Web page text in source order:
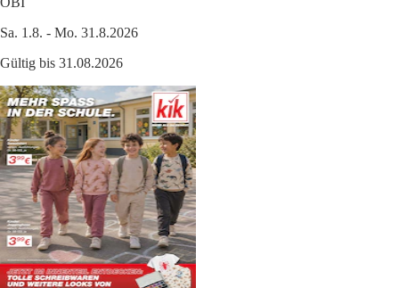
Sa. 1.8. - Mo. 31.8.2026
Gültig bis 31.08.2026